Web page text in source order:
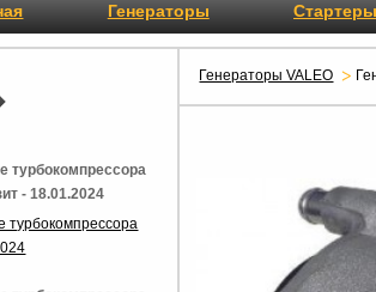
Генераторы Стартеры
Генераторы VALEO
турбокомпрессора
- 18.01.2024
турбокомпрессора